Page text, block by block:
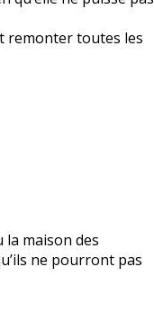
remonter toutes les
maison des
ne pourront pas